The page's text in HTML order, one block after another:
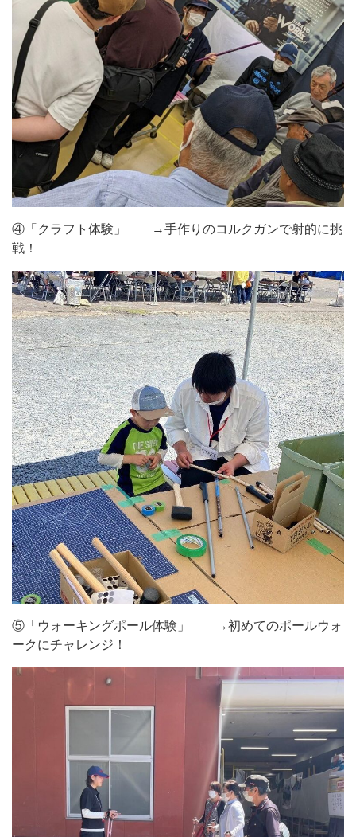
④「クラフト体験」 →手作りのコルクガンで射的に挑
戦！
⑤「ウォーキングポール体験」 →初めてのポールウォ
ークにチャレンジ！